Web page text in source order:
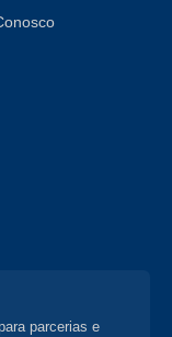
parcerias e